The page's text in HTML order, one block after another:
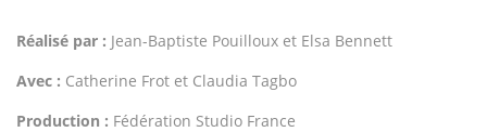
Réalisé par : Jean-Baptiste Pouilloux et Elsa Bennett
Avec : Catherine Frot et Claudia Tagbo
Production : Fédération Studio France